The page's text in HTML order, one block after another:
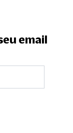
email